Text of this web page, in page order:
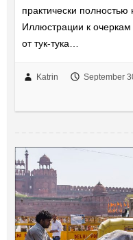
практически полностью
Иллюстрации к
от тук-тука…
Katrin September